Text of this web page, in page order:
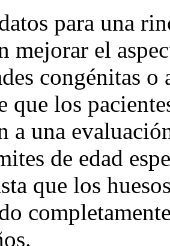
para una
mejorar el
congénitas
que los
a una
de edad
que los